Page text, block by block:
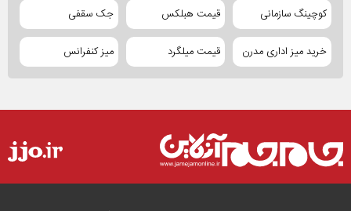
کوچینگ سازمانی قیمت هبلکس جک سقفی
خرید میز اداری مدرن قیمت میلگرد میز کنفرانس